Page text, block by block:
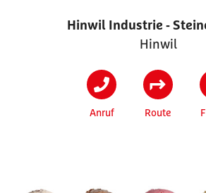
Hinwil Industrie ‐
Hinwil
Anruf Route